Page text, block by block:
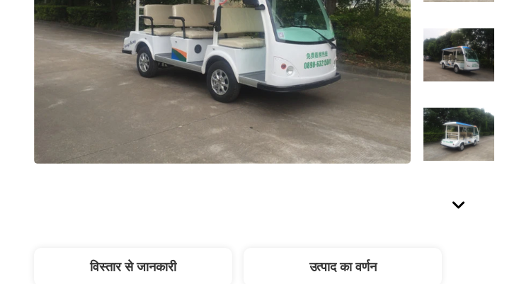
विस्तार से जानकारी उत्पाद का वर्णन